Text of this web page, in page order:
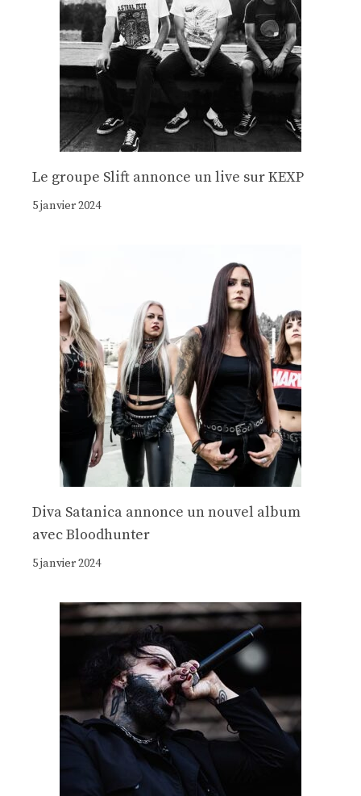
Le groupe Slift annonce un live sur KEXP
5 janvier 2024
Diva Satanica annonce un nouvel album
avec Bloodhunter
5 janvier 2024